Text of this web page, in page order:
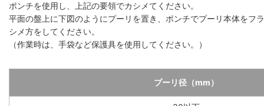
ポンチを使用し、上記の要領でカシメてください。
平面の盤上に下図のようにプーリを置き、ポンチでプーリ本体をフ
シメ方をしてください。
（作業時は、手袋など保護具を使用してください。）
プーリ径（mm）